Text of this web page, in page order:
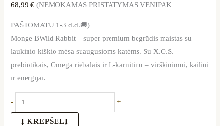
68,99€ (NEMOKAMAS PRISTATYMAS VENIPAK
PAŠTOMATU 1-3 d.d.🚚)
Monge BWild Rabbit – super premium begrūdis maistas su
laukinio kiškio mėsa suaugusioms katėms. Su X.O.S.
prebiotikais, Omega riebalais ir L-karnitinu – virškinimui, kailiui
ir energijai.
- +
Į KREPŠELĮ